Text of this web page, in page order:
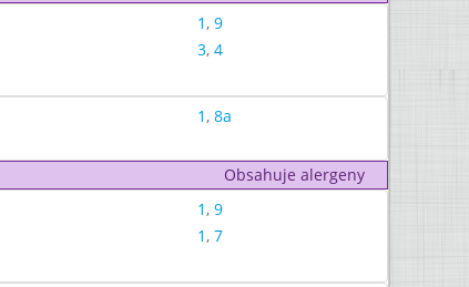
1, 9
3, 4
1, 8a
Obsahuje alergeny
1, 9
1, 7